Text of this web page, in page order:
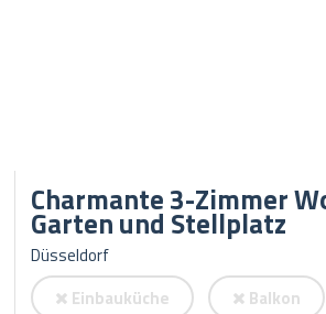
Charmante 3-Zimmer
Garten und Stellplatz
Düsseldorf
Einbauküche
Balkon